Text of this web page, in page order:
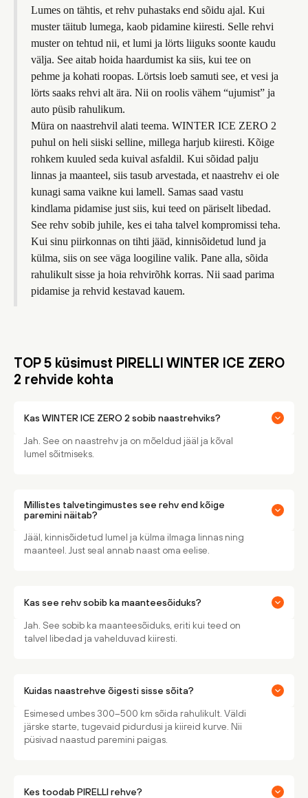
Lumes on tähtis, et rehv puhastaks end sõidu ajal. Kui
muster täitub lumega, kaob pidamine kiiresti. Selle rehvi
muster on tehtud nii, et lumi ja lörts liiguks soonte kaudu
välja. See aitab hoida haardumist ka siis, kui tee on
pehme ja kohati roopas. Lörtsis loeb samuti see, et vesi ja
lörts saaks rehvi alt ära. Nii on roolis vähem “ujumist” ja
auto püsib rahulikum.
Müra on naastrehvil alati teema. WINTER ICE ZERO 2
puhul on heli siiski selline, millega harjub kiiresti. Kõige
rohkem kuuled seda kuival asfaldil. Kui sõidad palju
linnas ja maanteel, siis tasub arvestada, et naastrehv ei ole
kunagi sama vaikne kui lamell. Samas saad vastu
kindlama pidamise just siis, kui teed on päriselt libedad.
See rehv sobib juhile, kes ei taha talvel kompromissi teha.
Kui sinu piirkonnas on tihti jääd, kinnisõidetud lund ja
külma, siis on see väga loogiline valik. Pane alla, sõida
rahulikult sisse ja hoia rehvirõhk korras. Nii saad parima
pidamise ja rehvid kestavad kauem.
TOP 5 küsimust PIRELLI WINTER ICE ZERO
2 rehvide kohta
Kas WINTER ICE ZERO 2 sobib naastrehviks?
Jah. See on naastrehv ja on mõeldud jääl ja kõval
lumel sõitmiseks.
Millistes talvetingimustes see rehv end kõige
paremini näitab?
Jääl, kinnisõidetud lumel ja külma ilmaga linnas ning
maanteel. Just seal annab naast oma eelise.
Kas see rehv sobib ka maanteesõiduks?
Jah. See sobib ka maanteesõiduks, eriti kui teed on
talvel libedad ja vahelduvad kiiresti.
Kuidas naastrehve õigesti sisse sõita?
Esimesed umbes 300–500 km sõida rahulikult. Väldi
järske starte, tugevaid pidurdusi ja kiireid kurve. Nii
püsivad naastud paremini paigas.
Kes toodab PIRELLI rehve?